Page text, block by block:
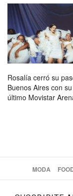
Rosalía cerró su
Buenos Aires con
último Movistar
MODA